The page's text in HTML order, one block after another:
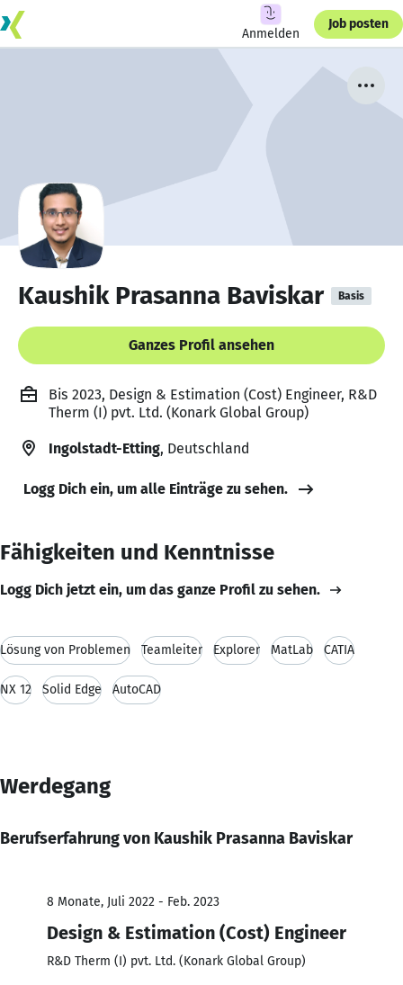
Anmelden
Job posten
Kaushik Prasanna Baviskar Basis
Ganzes Profil ansehen
Bis 2023, Design & Estimation (Cost) Engineer, R&D
Therm (I) pvt. Ltd. (Konark Global Group)
Ingolstadt-Etting, Deutschland
Logg Dich ein, um alle Einträge zu sehen.
Fähigkeiten und Kenntnisse
Logg Dich jetzt ein, um das ganze Profil zu sehen.
Lösung von Problemen Teamleiter Explorer MatLab CATIA
NX 12 Solid Edge AutoCAD
Werdegang
Berufserfahrung von Kaushik Prasanna Baviskar
8 Monate, Juli 2022 - Feb. 2023
Design & Estimation (Cost) Engineer
R&D Therm (I) pvt. Ltd. (Konark Global Group)